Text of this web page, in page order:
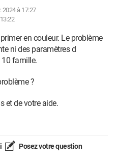
2024 à 17:27
en couleur. Le problème
ni des paramètres d
famille.
?
et de votre aide.
Posez votre question